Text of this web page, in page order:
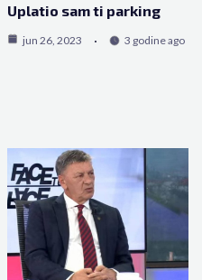
Uplatio sam ti parking
jun 26, 2023 3 godine ago